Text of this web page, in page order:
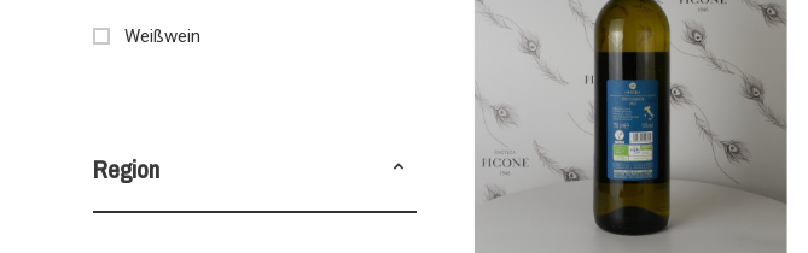
Weißwein
Region